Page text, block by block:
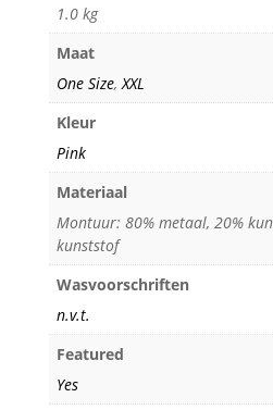
1.0 kg
Maat
One Size, XXL
Kleur
Pink
Materiaal
Montuur: 80% metaal, 20%
kunststof
Wasvoorschriften
n.v.t.
Featured
Yes